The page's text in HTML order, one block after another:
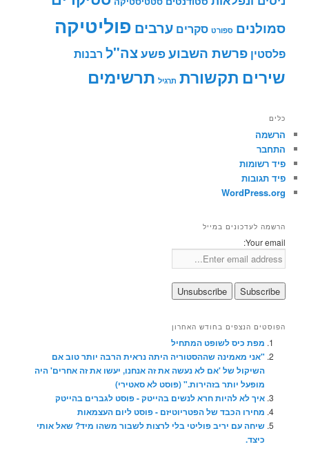
סמולנים ספורט סקרים ערבים פוליטיקה
פלסטין פרשת השבועפשעצה"ל רבנות
שירים תקשורת תרגיל תרשימים
כלים
הרשמה
התחבר
פיד רשומות
פיד תגובות
WordPress.org
הרשמה לעדכונים במייל
Your email:
הפוסטים הנצפים בחודש האחרון
מפת כיס לשופט המתחיל
"אני מאמינה שההסטוריה היתה נראית הרבה יותר טוב אם
השיקול של 'אם לא נעשה את זה אנחנו, יעשו את זה אחרים' היה
מופעל יותר בזהירות." (פוסט לא סאטירי)
איך לא להיות חרא לנשים בהייטק - פוסט לגברים בהייטק
מחירו הכבד של הפטריוטיזם - פוסט ליום העצמאות
שיחה עם יריב פוליטי בלי לרצות לשבור משהו מיד? שאל אותי
כיצד.